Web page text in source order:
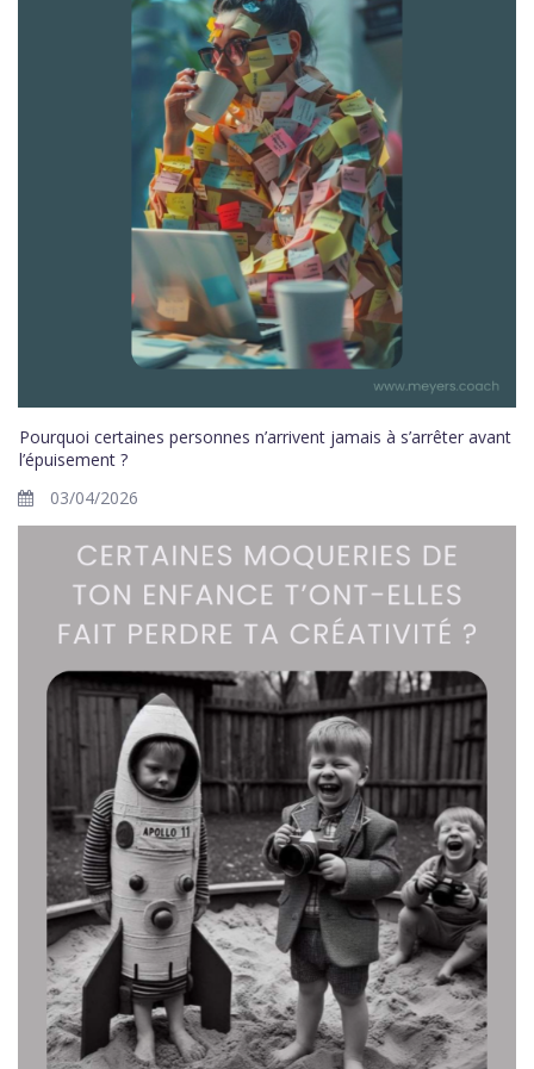
Pourquoi certaines personnes n’arrivent jamais à s’arrêter avant
l’épuisement ?
03/04/2026